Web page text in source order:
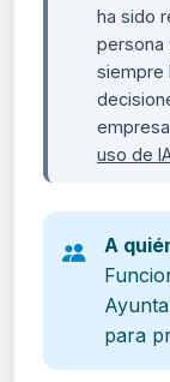
ha sido
persona
siempre
uso de
A
para